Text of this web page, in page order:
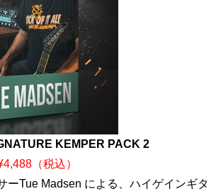
KEMPER PACK 2
（税込）
ーTue Madsen による、ハイゲインギタ